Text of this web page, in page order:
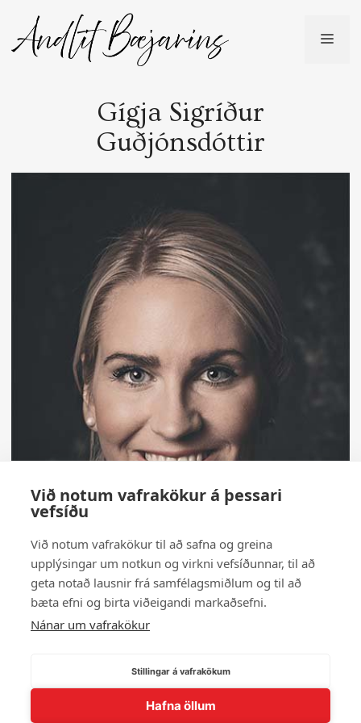
content
Gígja Sigríður
Guðjónsdóttir
← Til baka í myndasafn
Við notum vafrakökur á þessari
vefsíðu
Við notum vafrakökur til að safna og greina
upplýsingar um notkun og virkni vefsíðunnar, til að
geta notað lausnir frá samfélagsmiðlum og til að
bæta efni og birta viðeigandi markaðsefni.
Nánar um vafrakökur
Stillingar á vafrakökum
Hafna öllum